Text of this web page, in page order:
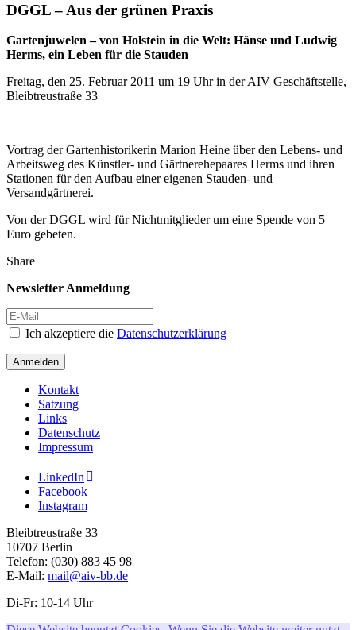
DGGL – Aus der grünen Praxis
Gartenjuwelen – von Holstein in die Welt: Hänse und Ludwig
Herms, ein Leben für die Stauden
Freitag, den 25. Februar 2011 um 19 Uhr in der AIV Geschäftstelle,
Bleibtreustraße 33
Vortrag der Gartenhistorikerin Marion Heine über den Lebens- und
Arbeitsweg des Künstler- und Gärtnerehepaares Herms und ihren
Stationen für den Aufbau einer eigenen Stauden- und
Versandgärtnerei.
Von der DGGL wird für Nichtmitglieder um eine Spende von 5
Euro gebeten.
Share
Newsletter Anmeldung
Ich akzeptiere die Datenschutzerklärung
Anmelden
Kontakt
Satzung
Links
Datenschutz
Impressum
LinkedIn
Facebook
Instagram
Bleibtreustraße 33
10707 Berlin
Telefon: (030) 883 45 98
E-Mail: mail@aiv-bb.de
Di-Fr: 10-14 Uhr